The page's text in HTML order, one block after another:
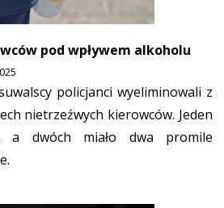
pod wpływem alkoholu
policjanci wyeliminowali z
nietrzeźwych kierowców. Jeden
a dwóch miało dwa promile